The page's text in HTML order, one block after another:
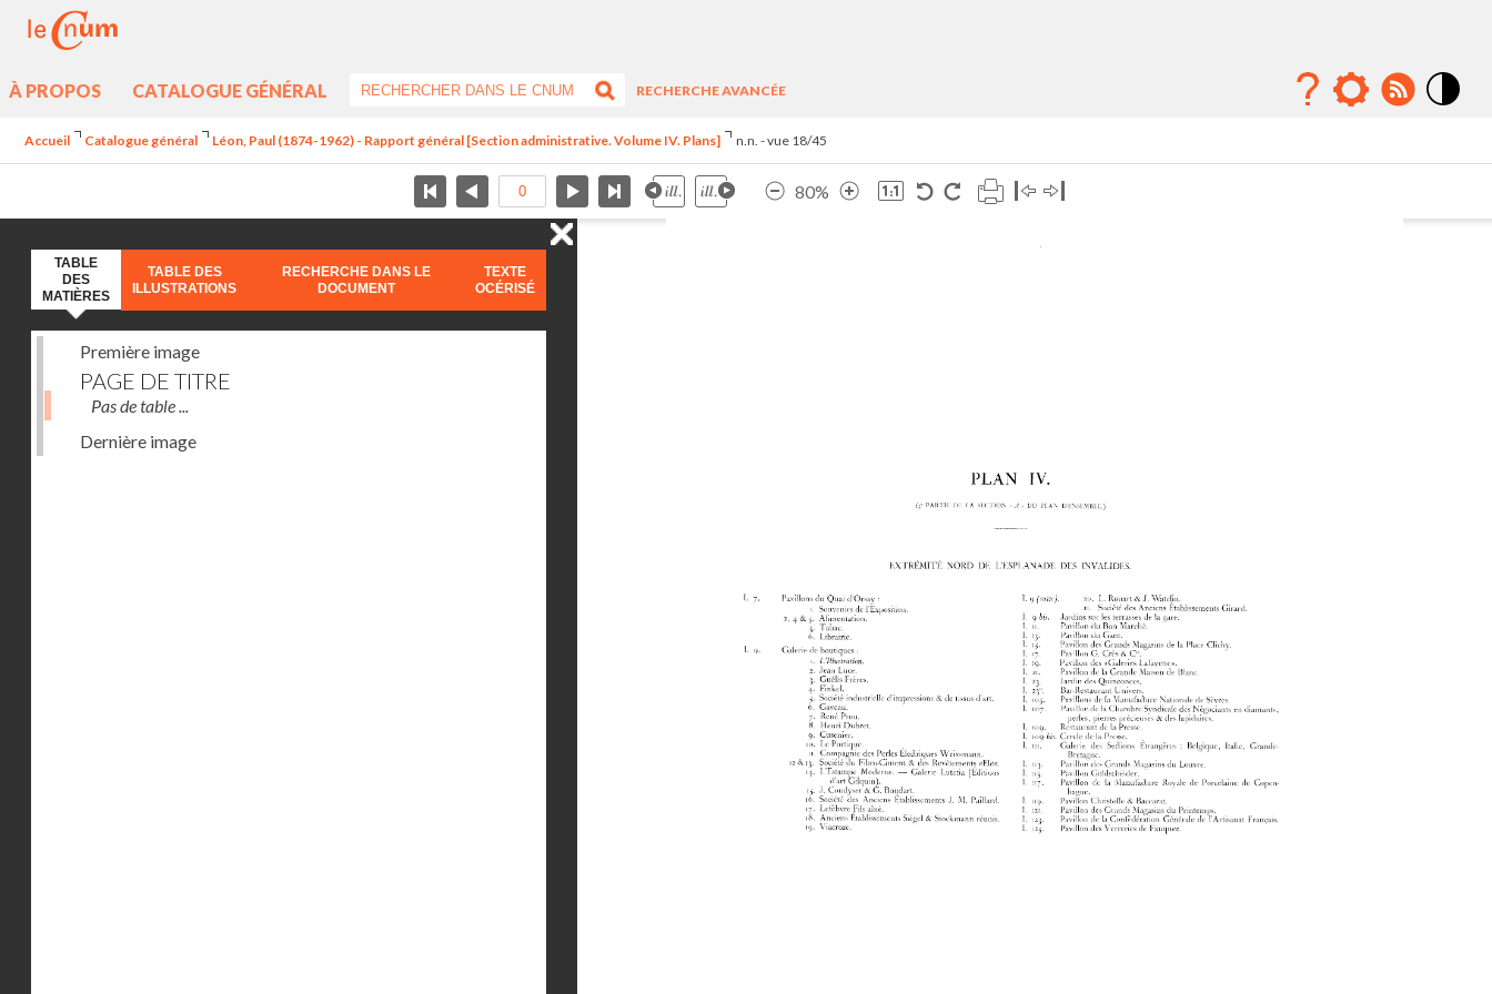
À PROPOS CATALOGUE GÉNÉRAL
RECHERCHE AVANCÉE
Accueil Catalogue général Léon, Paul (1874-1962) - Rapport général [Section administrative. Volume IV. Plans] n.n. - vue 18/45
80%
TABLE
DES
MATIÈRES
TABLE DES
ILLUSTRATIONS
RECHERCHE DANS LE
DOCUMENT
TEXTE
OCÉRISÉ
Première image
PAGE DE TITRE
Pas de table ...
Dernière image